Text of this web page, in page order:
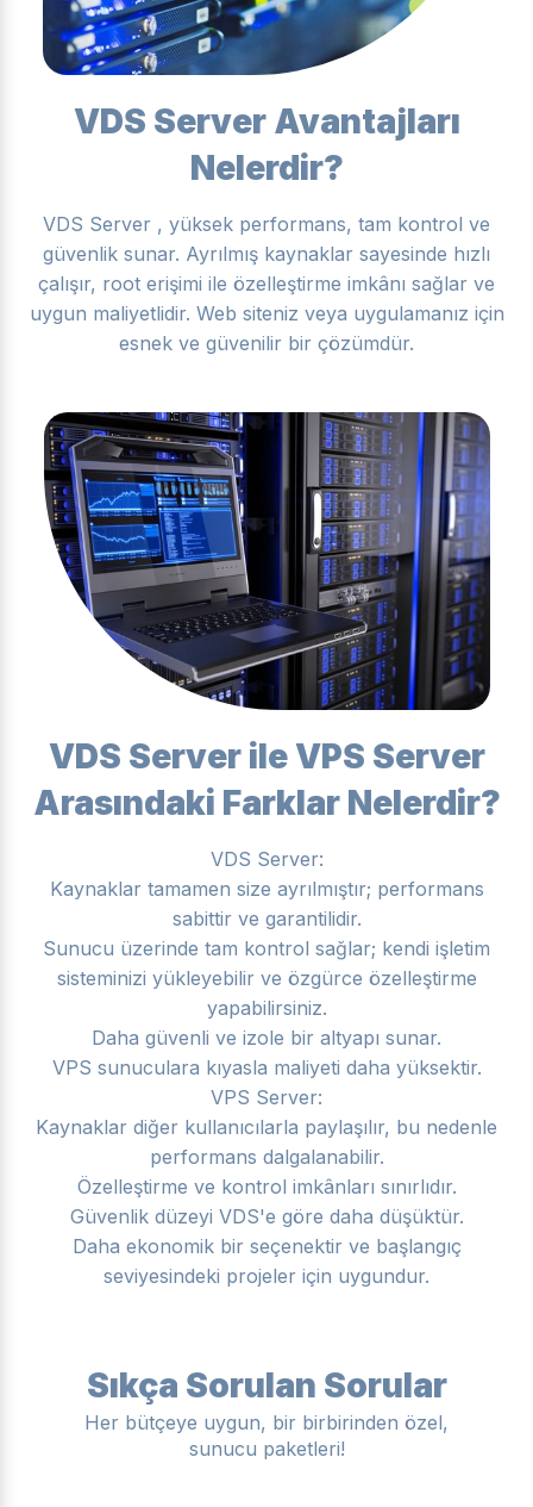
VDS Server Avantajları
Nelerdir?
VDS Server , yüksek performans, tam kontrol ve
güvenlik sunar. Ayrılmış kaynaklar sayesinde hızlı
çalışır, root erişimi ile özelleştirme imkânı sağlar ve
uygun maliyetlidir. Web siteniz veya uygulamanız için
esnek ve güvenilir bir çözümdür.
VDS Server ile VPS Server
Arasındaki Farklar Nelerdir?
VDS Server:
Kaynaklar tamamen size ayrılmıştır; performans
sabittir ve garantilidir.
Sunucu üzerinde tam kontrol sağlar; kendi işletim
sisteminizi yükleyebilir ve özgürce özelleştirme
yapabilirsiniz.
Daha güvenli ve izole bir altyapı sunar.
VPS sunuculara kıyasla maliyeti daha yüksektir.
VPS Server:
Kaynaklar diğer kullanıcılarla paylaşılır, bu nedenle
performans dalgalanabilir.
Özelleştirme ve kontrol imkânları sınırlıdır.
Güvenlik düzeyi VDS'e göre daha düşüktür.
Daha ekonomik bir seçenektir ve başlangıç
seviyesindeki projeler için uygundur.
Sıkça Sorulan Sorular
Her bütçeye uygun, bir birbirinden özel,
sunucu paketleri!